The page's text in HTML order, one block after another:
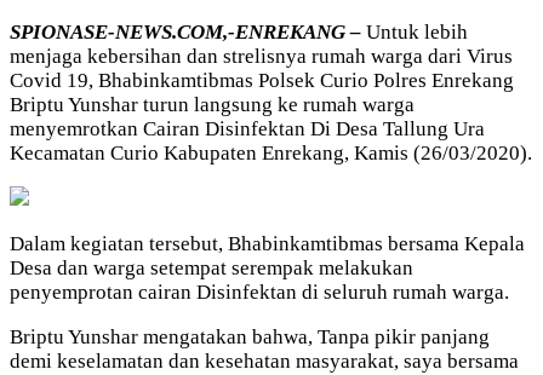
SPIONASE-NEWS.COM,-ENREKANG – Untuk lebih
menjaga kebersihan dan strelisnya rumah warga dari Virus
Covid 19, Bhabinkamtibmas Polsek Curio Polres Enrekang
Briptu Yunshar turun langsung ke rumah warga
menyemrotkan Cairan Disinfektan Di Desa Tallung Ura
Kecamatan Curio Kabupaten Enrekang, Kamis (26/03/2020).
Dalam kegiatan tersebut, Bhabinkamtibmas bersama Kepala
Desa dan warga setempat serempak melakukan
penyemprotan cairan Disinfektan di seluruh rumah warga.
Briptu Yunshar mengatakan bahwa, Tanpa pikir panjang
demi keselamatan dan kesehatan masyarakat, saya bersama